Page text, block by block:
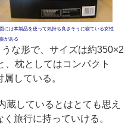
には本製品を使って気持ち良さそうに寝ている女性
がある
な形で、サイズは約350×2
枕としてはコンパクト
している。
しているとはとても思え
旅行に持っていける。